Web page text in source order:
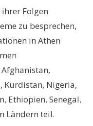
Folgen
zu besprechen,
in Athen
Kurdistan, Nigeria,
Ethiopien, Senegal,
Ländern teil.